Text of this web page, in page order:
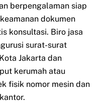
berpengalaman siap
dokumen
konsultasi. Biro jasa
surat-surat
Jakarta dan
kerumah atau
fisik nomor mesin dan